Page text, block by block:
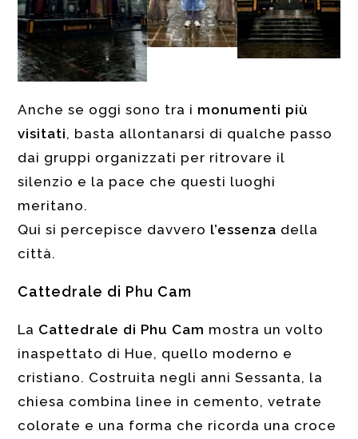
Anche se oggi sono tra i monumenti più
visitati, basta allontanarsi di qualche passo
dai gruppi organizzati per ritrovare il
silenzio e la pace che questi luoghi
meritano.
Qui si percepisce davvero l’essenza della
città.
Cattedrale di Phu Cam
La Cattedrale di Phu Cam mostra un volto
inaspettato di Hue, quello moderno e
cristiano. Costruita negli anni Sessanta, la
chiesa combina linee in cemento, vetrate
colorate e una forma che ricorda una croce